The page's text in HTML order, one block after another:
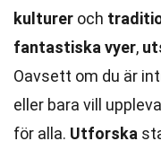
kulturer och
fantastiska vyer,
Oavsett om du är
eller bara vill
för alla. Utforska